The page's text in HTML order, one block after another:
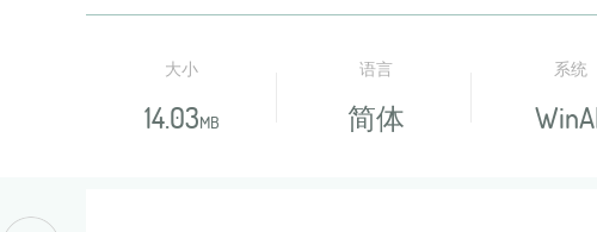
大小
14.03MB
语言
简体
系统